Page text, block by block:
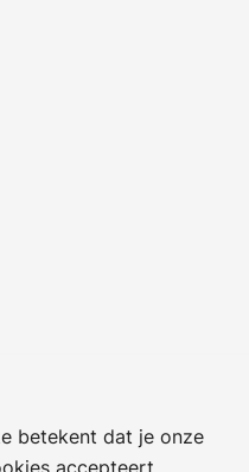
betekent dat je onze
accepteert.